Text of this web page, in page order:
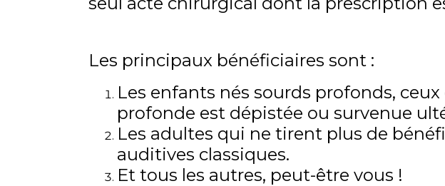
Les principaux bénéficiaires sont :
Les enfants nés sourds profonds,
profonde est dépistée ou survenue
Les adultes qui ne tirent plus de
auditives classiques.
Et tous les autres, peut-être vous !